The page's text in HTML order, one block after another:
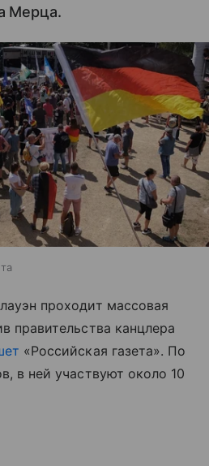
Мерца.
проходит массовая
правительства канцлера
«Российская газета». По
в ней участвуют около 10